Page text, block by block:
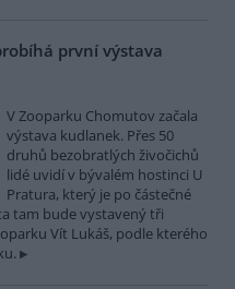
první výstava
V Zooparku Chomutov začala
výstava kudlanek. Přes 50
druhů bezobratlých živočichů
lidé uvidí v bývalém hostinci U
Pratura, který je po částečné
tam bude vystavený tři
Vít Lukáš, podle kterého